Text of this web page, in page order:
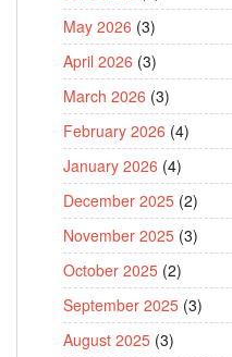
May 2026 (3)
April 2026 (3)
March 2026 (3)
February 2026 (4)
January 2026 (4)
December 2025 (2)
November 2025 (3)
October 2025 (2)
September 2025 (3)
August 2025 (3)